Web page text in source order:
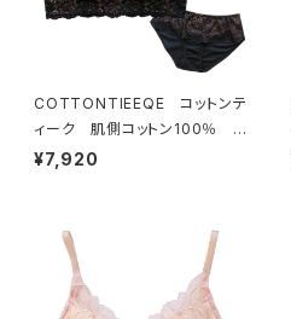
COTTONTIEEQE コットンテ
ィーク 肌側コットン100％ ソ
フトブラ ＆ ショーツセット（ブラ
¥7,920